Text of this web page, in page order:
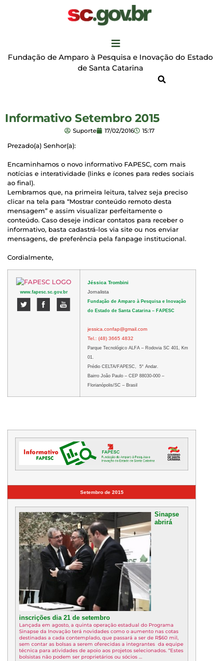
Fundação de Amparo à Pesquisa e Inovação do Estado
de Santa Catarina
Informativo Setembro 2015
Suporte 17/02/2016 15:17
Prezado(a) Senhor(a):
Encaminhamos o novo informativo FAPESC, com mais
notícias e interatividade (links e ícones para redes sociais
ao final).
Lembramos que, na primeira leitura, talvez seja preciso
clicar na tela para “Mostrar conteúdo remoto desta
mensagem” e assim visualizar perfeitamente o
conteúdo. Caso deseje indicar contatos para receber o
informativo, basta cadastrá-los via site ou nos enviar
mensagens, de preferência pela fanpage institucional.
Cordialmente,
www.fapesc.sc.gov.br
Jéssica Trombini
Jornalista
Fundação de Amparo à Pesquisa e Inovação
do Estado de Santa Catarina – FAPESC
jessica.confap@gmail.com
Tel.: (48) 3665 4832
Parque Tecnológico ALFA – Rodovia SC 401, Km
01.
Prédio CELTA/FAPESC, 5° Andar.
Bairro João Paulo – CEP 88030-000 –
Florianópolis/SC – Brasil
Setembro de 2015
Sinapse
abrirá
inscrições dia 21 de setembro
Lançada em agosto, a quinta operação estadual do Programa
Sinapse da Inovação terá novidades como o aumento nas cotas
destinadas a cada contemplado, que passará a ser de R$60 mil,
sem contar as bolsas a serem oferecidas a integrantes da equipe
técnica para atividades de apoio aos projetos selecionados. “Estes
bolsistas não podem ser proprietários ou sócios …